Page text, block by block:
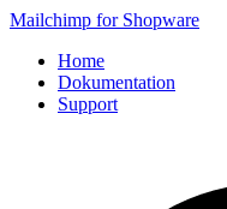
Mailchimp for Shopware
Home
Dokumentation
Support